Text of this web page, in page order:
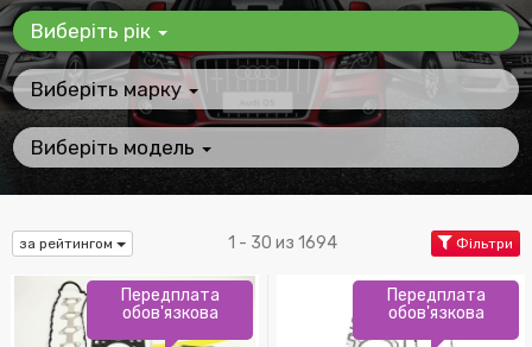
Виберіть рік
Виберіть марку
Виберіть модель
за рейтингом 1 - 30 из 1694 Фільтри
Передплата
обов'язкова
Передплата
обов'язкова